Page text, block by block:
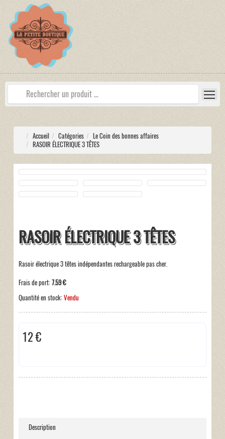
Accueil Catégories
Le Coin des bonnes affaires
RASOIR ÉLECTRIQUE 3 TÊTES
RASOIR ÉLECTRIQUE 3 TÊTES
Rasoir électrique 3 têtes indépendantes rechargeable pas cher.
Frais de port:7.59 €
Quantité en stock:Vendu
12 €
Description